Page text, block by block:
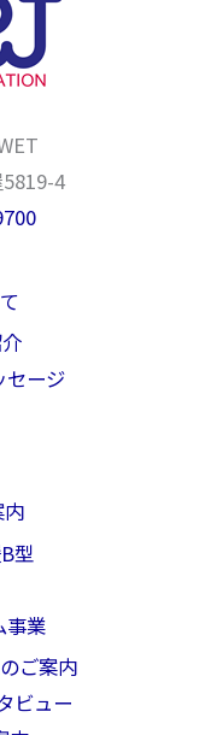
4
セージ
型
事業
ご案内
ビュー